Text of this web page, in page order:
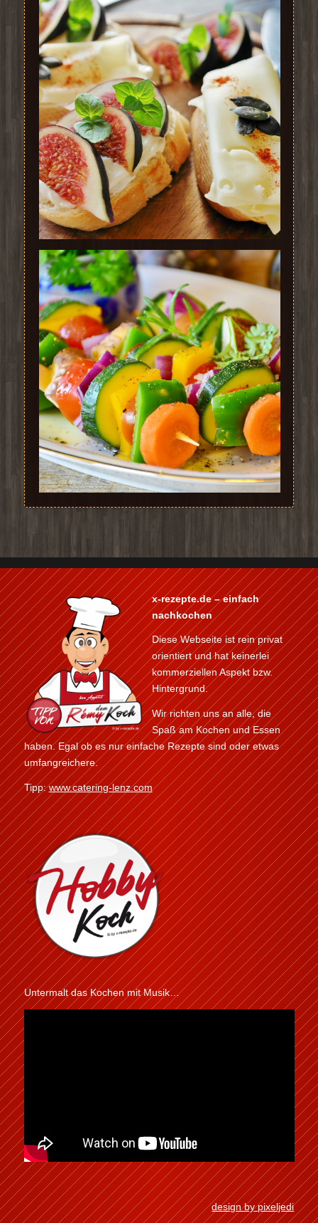
x-rezepte.de – einfach
nachkochen
Diese Webseite ist rein privat
orientiert und hat keinerlei
kommerziellen Aspekt bzw.
Hintergrund.
Wir richten uns an alle, die
Spaß am Kochen und Essen
haben. Egal ob es nur einfache Rezepte sind oder etwas
umfangreichere.
Tipp:www.catering-lenz.com
Untermalt das Kochen mit Musik…
design by pixeljedi